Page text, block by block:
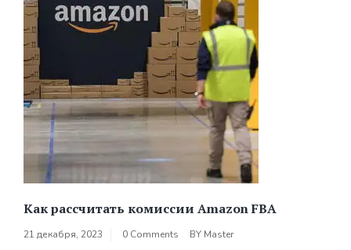
Как рассчитать комиссии Amazon FBA
21 декабря, 2023 0 Comments BY Master